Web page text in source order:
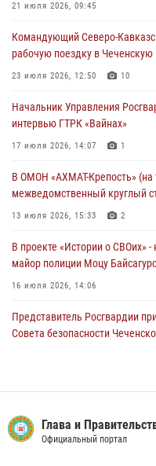
В ДНР росгвардейцы
19 июля 2026, 13:50
В Грозном Росгвардия
18 июля 2026, 13:46
Начальник Управления
17 июля 2026, 14:07
21 июля 2026, 09:45
Командующий Северо-
рабочую поездку в Чеченскую
23 июля 2026, 12:50 10
Начальник Управления
интервью ГТРК «Вайнах»
17 июля 2026, 14:07 1
В ОМОН «АХМАТ-Крепость» (на
межведомственный круглый
13 июля 2026, 15:33 2
В проекте «Истории о
майор полиции Моцу
16 июля 2026, 14:06
Представитель Росгвардии
Совета безопасности
10 июля 2026, 18:25 9
Глава и
Официальный портал